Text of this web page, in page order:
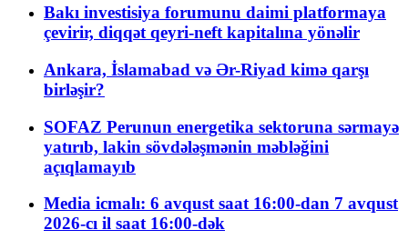
Bakı investisiya forumunu daimi platformaya
çevirir, diqqət qeyri-neft kapitalına yönəlir
Ankara, İslamabad və Ər-Riyad kimə qarşı
birləşir?
SOFAZ Perunun energetika sektoruna sərmayə
yatırıb, lakin sövdələşmənin məbləğini
açıqlamayıb
Media icmalı: 6 avqust saat 16:00-dan 7 avqust
2026-cı il saat 16:00-dək